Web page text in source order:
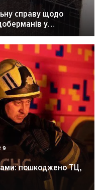
справу щодо
у
пошкоджено ТЦ,